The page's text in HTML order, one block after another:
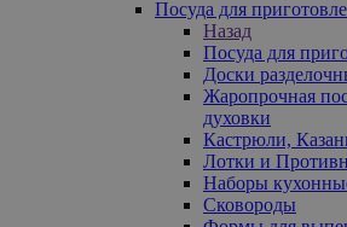
Посуда для
Назад
Посуда для
Доски
Жаропрочная
духовки
Кастрюли,
Лотки и
Наборы
Сковороды